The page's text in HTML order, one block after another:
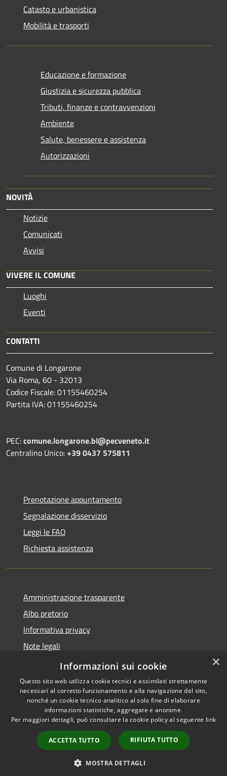
Catasto e urbanistica
Mobilità e trasporti
Educazione e formazione
Giustizia e sicurezza pubblica
Tributi, finanze e contravvenzioni
Ambiente
Salute, benessere e assistenza
Autorizzazioni
NOVITÀ
Notizie
Comunicati
Avvisi
VIVERE IL COMUNE
Luoghi
Eventi
CONTATTI
Comune di Longarone
Via Roma, 60 - 32013
Codice Fiscale: 01155460254
Partita IVA: 01155460254
PEC:comune.longarone.bl@pecveneto.it
Centralino Unico:+39 0437 575811
Prenotazione appuntamento
Segnalazione disservizio
Leggi le FAQ
Richiesta assistenza
Amministrazione trasparente
Albo pretorio
Informativa privacy
Note legali
Dichiarazione di accessibilità
Accessibilità
Copyright © 2026 • Comune di
Longarone • Powered by
Municipium•
Accesso
redazione
×
Informazioni sui cookie
Questo sito web utilizza cookie tecnici e assimilati strettamente
necessari al corretto funzionamento e alla navigazione del sito,
nonché un cookie tecnico analitico al solo fine di elaborare
informazioni statistiche, aggregate e anonime.
Per maggiori dettagli, può consultare la cookie policy al seguente link
ACCETTA TUTTO RIFIUTA TUTTO
MOSTRA DETTAGLI